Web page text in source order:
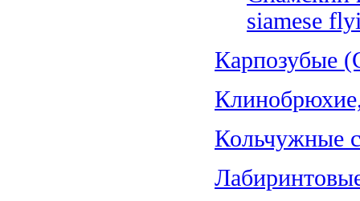
siamese
Карпозубые
Кольчужные